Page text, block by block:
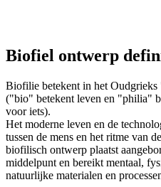
Biofiel ontwerp
Biofilie betekent in het
("bio" betekent leven en "philia"
voor iets).
Het moderne leven en de
tussen de mens en het ritme van
biofilisch ontwerp plaatst
middelpunt en bereikt mentaal,
natuurlijke materialen en